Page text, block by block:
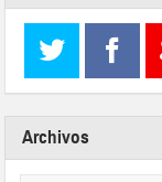
Archivos